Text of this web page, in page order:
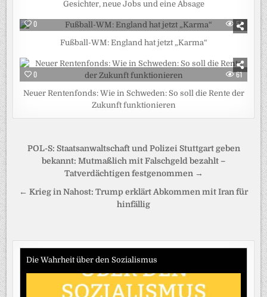
Gesichter, neue Jobs und eine Absage
0 57
Fußball-WM: England hat jetzt „Karma“
0 61
Neuer Rentenfonds: Wie in Schweden: So soll die Rente der
Zukunft funktionieren
Beitragsnavigation
POL-S: Staatsanwaltschaft und Polizei Stuttgart geben
bekannt: Mutmaßlich mit Falschgeld bezahlt –
Tatverdächtigen festgenommen →
← Krieg in Nahost: Trump erklärt Abkommen mit Iran für
hinfällig
Die Wahrheit über den Sozialismus